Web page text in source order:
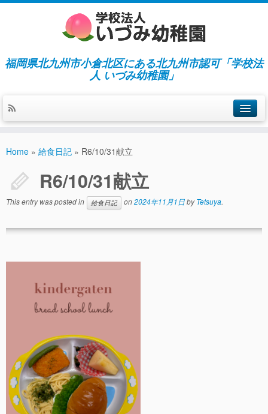
福岡県北九州市小倉北区にある北九州市認可「学校法
人 いづみ幼稚園」
施設紹介
指導／保育の内容
入園募集／入園費用
事故や怪我について
卒園児進路
給食日記
園生活ブログ
2歳児クラス(ももたろうクラブ)
Home » 給食日記 » R6/10/31献立
R6/10/31献立
This entry was posted in 給食日記 on2024年11月1日byTetsuya.